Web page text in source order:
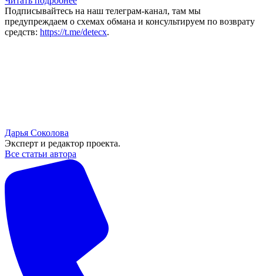
Подписывайтесь на наш телеграм-канал, там мы
предупреждаем о схемах обмана и консультируем по возврату
средств: https://t.me/detecx.
Дарья Соколова
Эксперт и редактор проекта.
Все статьи автора